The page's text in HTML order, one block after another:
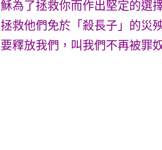
為了拯救你而作出堅定的選
救他們免於「殺長子」的
釋放我們，叫我們不再被罪